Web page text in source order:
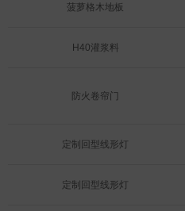
菠萝格木地板
H40灌浆料
防火卷帘门
定制回型线形灯
定制回型线形灯